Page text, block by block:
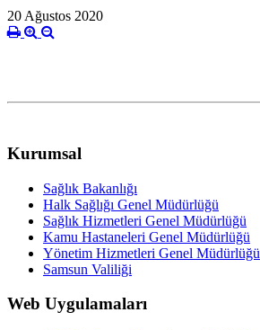
20 Ağustos 2020
Kurumsal
Sağlık Bakanlığı
Halk Sağlığı Genel Müdürlüğü
Sağlık Hizmetleri Genel Müdürlüğü
Kamu Hastaneleri Genel Müdürlüğü
Yönetim Hizmetleri Genel Müdürlüğü
Samsun Valiliği
Web Uygulamaları